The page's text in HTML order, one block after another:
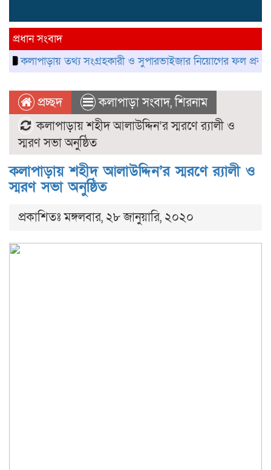
প্রধান সংবাদ
তথ্য সংগ্রহকারী ও সুপারভাইজার নিয়োগের ফল প্রকাশ, নম্বর
প্রচ্ছদ কলাপাড়া সংবাদ,শিরনাম
কলাপাড়ায় শহীদ আলাউদ্দিন’র স্মরণে র‌্যালী ও
স্মরণ সভা অনুষ্ঠিত
কলাপাড়ায় শহীদ আলাউদ্দিন’র স্মরণে র‌্যালী ও
স্মরণ সভা অনুষ্ঠিত
প্রকাশিতঃ মঙ্গলবার, ২৮ জানুয়ারি, ২০২০